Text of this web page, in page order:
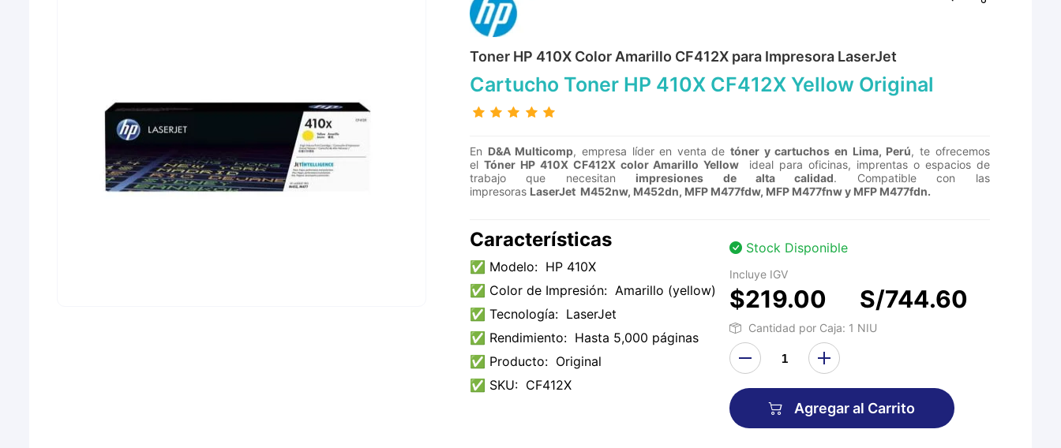
Toner HP 410X Color Amarillo CF412X para Impresora LaserJet
Cartucho Toner HP 410X CF412X Yellow Original
En D&A Multicomp, empresa líder en venta detóner y cartuchos en Lima, Perú, te ofrecemos
el Tóner HP 410X CF412X color Amarillo Yellow
ideal para oficinas, imprentas o espacios de
trabajo que necesitanimpresiones de alta calidad. Compatible con las
impresoras LaserJet M452nw, M452dn, MFP M477fdw, MFP M477fnw y MFP M477fdn.
Características
✅ Modelo: HP 410X
✅ Color de Impresión: Amarillo (yellow)
✅ Tecnología: LaserJet
✅ Rendimiento: Hasta 5,000 páginas
✅ Producto: Original
✅ SKU: CF412X
Stock Disponible
Incluye IGV
$219.00 S/744.60
Cantidad por Caja: 1 NIU
Agregar al Carrito